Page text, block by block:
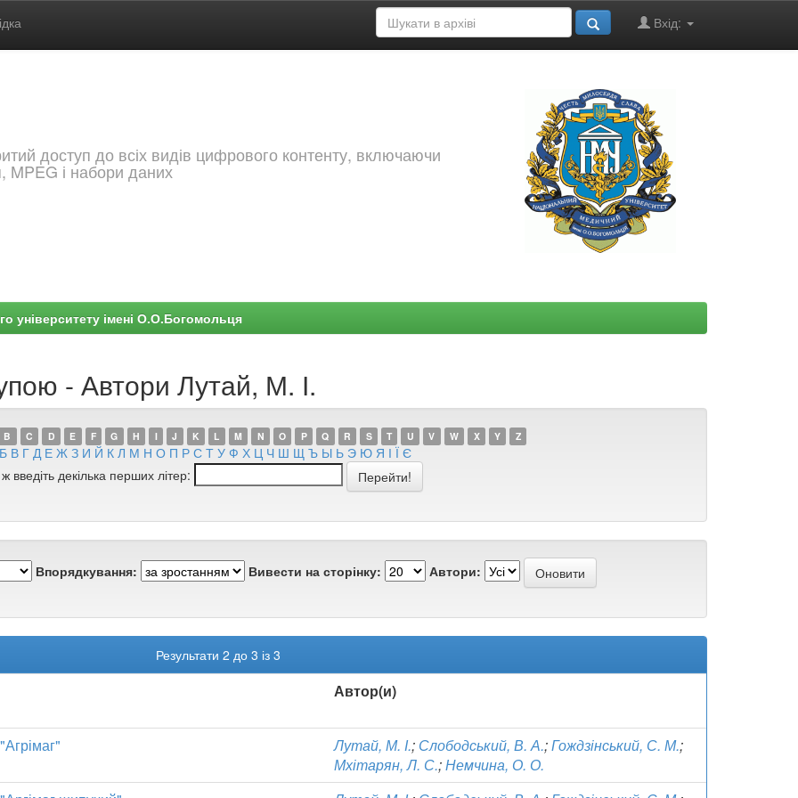
Вхід:
доступ до всіх видів цифрового контенту, включаючи
MPEG і набори даних
університету імені О.О.Богомольця
- Автори Лутай, М. І.
B C D E F G H I J K L M N O P Q R S T U V W X Y Z
Б В Г Д Е Ж З И Й К Л М Н О П Р С Т У Ф Х Ц Ч Ш Щ Ъ Ы Ь Э Ю Я І Ї Є
введіть декілька перших літер:
Впорядкування: Вивести на сторінку: Автори:
Результати 2 до 3 із 3
Автор(и)
Лутай, М. І.; Слободський, В. А.;Гождзінський, С. М.;
Мхітарян, Л. С.;Немчина, О. О.